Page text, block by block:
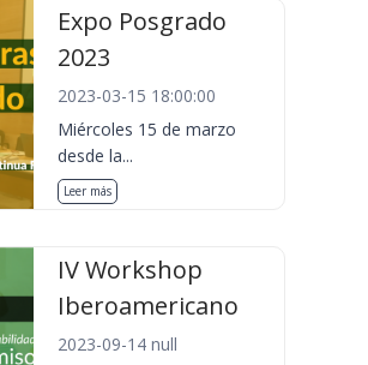
Expo Posgrado
2023
2023-03-15 18:00:00
Miércoles 15 de marzo
desde la...
Leer más
IV Workshop
Iberoamericano
2023-09-14 null